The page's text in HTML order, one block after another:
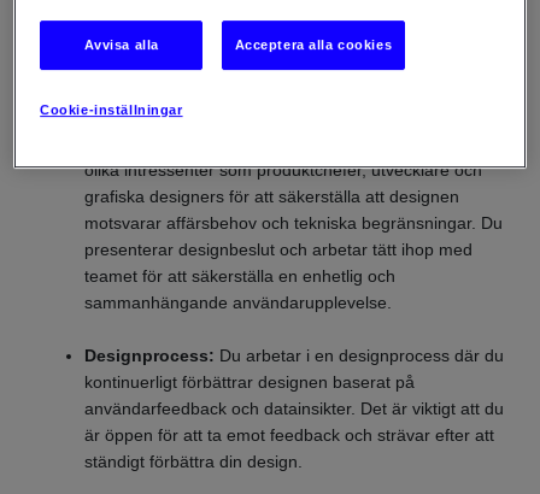
användarna får du insikter om hur designen fungerar i
olika intressenter som produktchefer, utvecklare och
grafiska designers för att säkerställa att designen
motsvarar affärsbehov och tekniska begränsningar. Du
presenterar designbeslut och arbetar tätt ihop med
teamet för att säkerställa en enhetlig och
sammanhängande användarupplevelse.
Designprocess: Du arbetar i en designprocess där du
kontinuerligt förbättrar designen baserat på
användarfeedback och datainsikter. Det är viktigt att du
är öppen för att ta emot feedback och strävar efter att
ständigt förbättra din design.
Cookie-inställningar
Avvisa alla Acceptera alla cookies